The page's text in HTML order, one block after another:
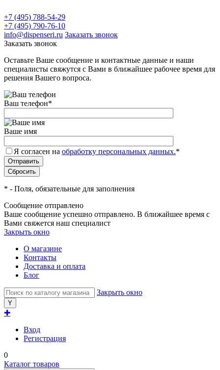
+7 (495) 788-54-29
+7 (495) 790-76-10
info@dispenseri.ru Заказать звонок
Заказать звонок
Оставьте Ваше сообщение и контактные данные и наши
специалисты свяжутся с Вами в ближайшее рабочее время для
решения Вашего вопроса.
Ваш телефон*
Ваше имя
Я согласен на обработку персональных данных.*
* - Поля, обязательные для заполнения
Сообщение отправлено
Ваше сообщение успешно отправлено. В ближайшее время с
Вами свяжется наш специалист
Закрыть окно
О магазине
Контакты
Доставка и оплата
Блог
Закрыть окно
✚
Вход
Регистрация
0
Каталог товаров